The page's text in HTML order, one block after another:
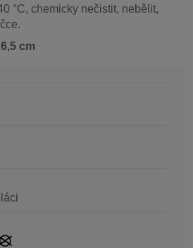
°C, chemicky nečistit, nebělit,
cm